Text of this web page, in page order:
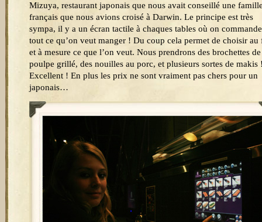
Mizuya, restaurant japonais que nous avait conseillé une
français que nous avions croisé à Darwin. Le principe est très
sympa, il y a un écran tactile à chaques tables où on commande
tout ce qu’on veut manger ! Du coup cela permet de choisir au
et à mesure ce que l’on veut. Nous prendrons des brochettes de
poulpe grillé, des nouilles au porc, et plusieurs sortes de makis
Excellent ! En plus les prix ne sont vraiment pas chers pour un
japonais…